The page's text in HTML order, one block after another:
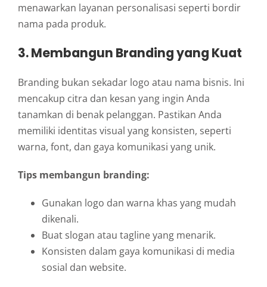
menawarkan layanan personalisasi seperti bordir
nama pada produk.
3. Membangun Branding yang Kuat
Branding bukan sekadar logo atau nama bisnis. Ini
mencakup citra dan kesan yang ingin Anda
tanamkan di benak pelanggan. Pastikan Anda
memiliki identitas visual yang konsisten, seperti
warna, font, dan gaya komunikasi yang unik.
Tips membangun branding:
Gunakan logo dan warna khas yang mudah
dikenali.
Buat slogan atau tagline yang menarik.
Konsisten dalam gaya komunikasi di media
sosial dan website.